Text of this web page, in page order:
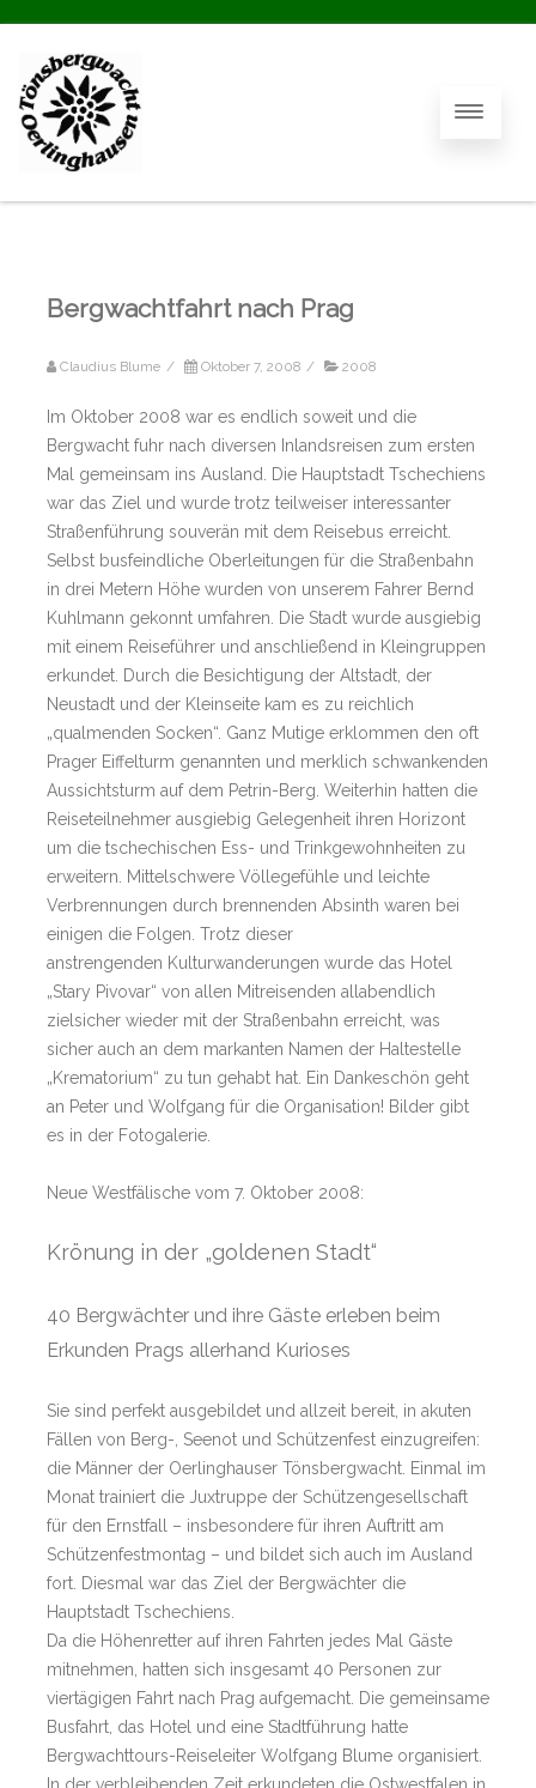
Bergwachtfahrt nach Prag
Claudius Blume / Oktober 7, 2008 / 2008
Im Oktober 2008 war es endlich soweit und die
Bergwacht fuhr nach diversen Inlandsreisen zum ersten
Mal gemeinsam ins Ausland. Die Hauptstadt Tschechiens
war das Ziel und wurde trotz teilweiser interessanter
Straßenführung souverän mit dem Reisebus erreicht.
Selbst busfeindliche Oberleitungen für die Straßenbahn
in drei Metern Höhe wurden von unserem Fahrer Bernd
Kuhlmann gekonnt umfahren. Die Stadt wurde ausgiebig
mit einem Reiseführer und anschließend in Kleingruppen
erkundet. Durch die Besichtigung der Altstadt, der
Neustadt und der Kleinseite kam es zu reichlich
„qualmenden Socken“. Ganz Mutige erklommen den oft
Prager Eiffelturm genannten und merklich schwankenden
Aussichtsturm auf dem Petrin-Berg. Weiterhin hatten die
Reiseteilnehmer ausgiebig Gelegenheit ihren Horizont
um die tschechischen Ess- und Trinkgewohnheiten zu
erweitern. Mittelschwere Völlegefühle und leichte
Verbrennungen durch brennenden Absinth waren bei
einigen die Folgen. Trotz dieser
anstrengenden Kulturwanderungen wurde das Hotel
„Stary Pivovar“ von allen Mitreisenden allabendlich
zielsicher wieder mit der Straßenbahn erreicht, was
sicher auch an dem markanten Namen der Haltestelle
„Krematorium“ zu tun gehabt hat. Ein Dankeschön geht
an Peter und Wolfgang für die Organisation! Bilder gibt
es in der Fotogalerie.
Neue Westfälische vom 7. Oktober 2008:
Krönung in der „goldenen Stadt“
40 Bergwächter und ihre Gäste erleben beim
Erkunden Prags allerhand Kurioses
Sie sind perfekt ausgebildet und allzeit bereit, in akuten
Fällen von Berg-, Seenot und Schützenfest einzugreifen:
die Männer der Oerlinghauser Tönsbergwacht. Einmal im
Monat trainiert die Juxtruppe der Schützengesellschaft
für den Ernstfall – insbesondere für ihren Auftritt am
Schützenfestmontag – und bildet sich auch im Ausland
fort. Diesmal war das Ziel der Bergwächter die
Hauptstadt Tschechiens.
Da die Höhenretter auf ihren Fahrten jedes Mal Gäste
mitnehmen, hatten sich insgesamt 40 Personen zur
viertägigen Fahrt nach Prag aufgemacht. Die gemeinsame
Busfahrt, das Hotel und eine Stadtführung hatte
Bergwachttours-Reiseleiter Wolfgang Blume organisiert.